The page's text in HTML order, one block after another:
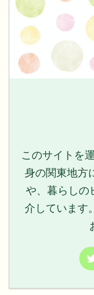
このサイトを
身の関東地方
や、暮らしの
介しています